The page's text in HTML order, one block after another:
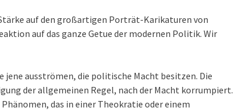
auf den großartigen Porträt-Karikaturen von
auf das ganze Getue der modernen Politik. Wir
jene ausströmen, die politische Macht besitzen. Die
der allgemeinen Regel, nach der Macht korrumpiert.
das in einer Theokratie oder einem